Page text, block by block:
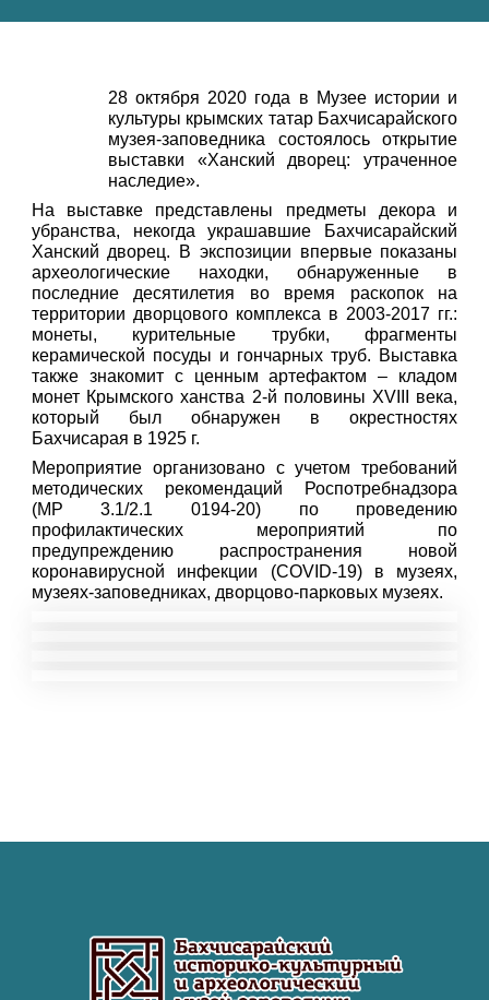
28 октября 2020 года в Музее истории и
культуры крымских татар Бахчисарайского
музея-заповедника состоялось открытие
выставки «Ханский дворец: утраченное
наследие».
На выставке представлены предметы декора и
убранства, некогда украшавшие Бахчисарайский
Ханский дворец. В экспозиции впервые показаны
археологические находки, обнаруженные в
последние десятилетия во время раскопок на
территории дворцового комплекса в 2003-2017 гг.:
монеты, курительные трубки, фрагменты
керамической посуды и гончарных труб. Выставка
также знакомит с ценным артефактом – кладом
монет Крымского ханства 2-й половины XVIII века,
который был обнаружен в окрестностях
Бахчисарая в 1925 г.
Мероприятие организовано с учетом требований
методических рекомендаций Роспотребнадзора
(МР 3.1/2.1 0194-20) по проведению
профилактических мероприятий по
предупреждению распространения новой
коронавирусной инфекции (COVID-19) в музеях,
музеях-заповедниках, дворцово-парковых музеях.